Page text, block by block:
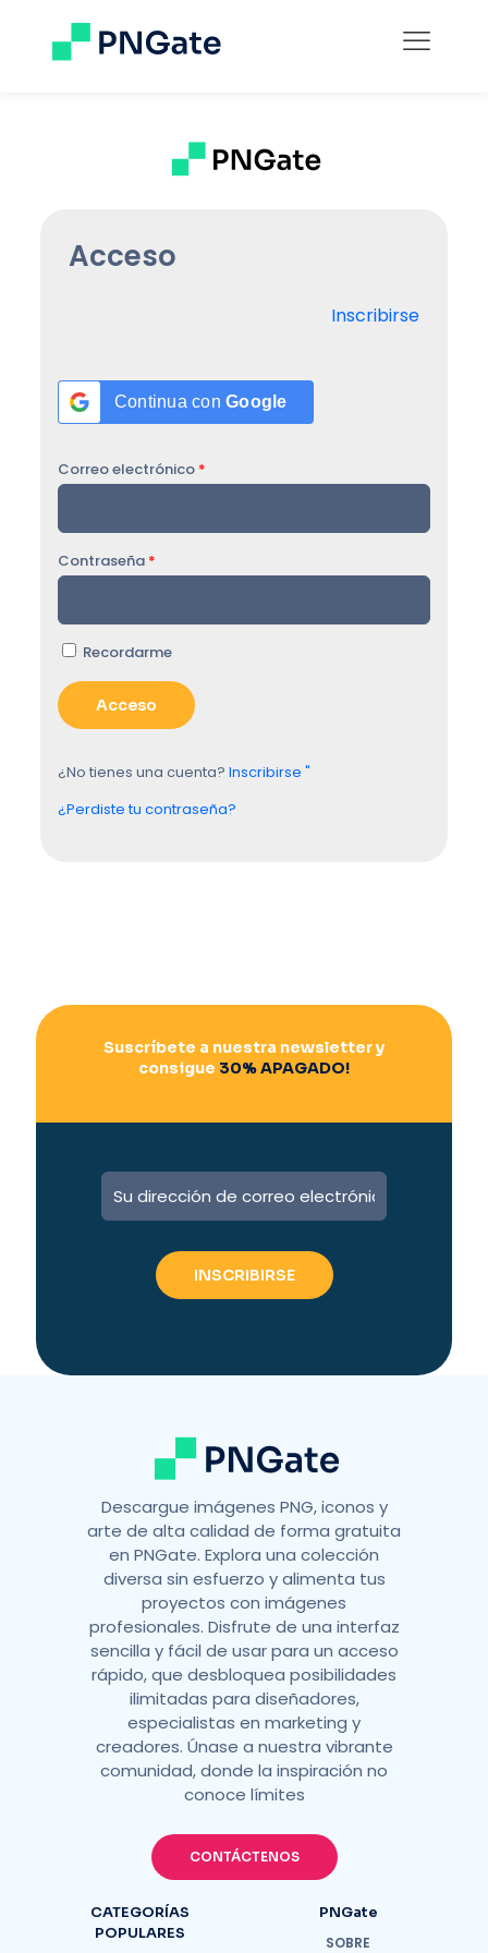
Acceso
Inscribirse
Continua conGoogle
Correo electrónico *
Contraseña *
Recordarme
¿No tienes una cuenta? Inscribirse "
¿Perdiste tu contraseña?
Suscríbete a nuestra newsletter y
consigue 30% APAGADO!
Descargue imágenes PNG, iconos y
arte de alta calidad de forma gratuita
en PNGate. Explora una colección
diversa sin esfuerzo y alimenta tus
proyectos con imágenes
profesionales. Disfrute de una interfaz
sencilla y fácil de usar para un acceso
rápido, que desbloquea posibilidades
ilimitadas para diseñadores,
especialistas en marketing y
creadores. Únase a nuestra vibrante
comunidad, donde la inspiración no
conoce límites
CONTÁCTENOS
CATEGORÍAS
POPULARES
PNGate
SOBRE